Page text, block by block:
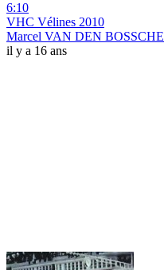
6:10
VHC Vélines 2010
Marcel VAN DEN BOSSCHE
il y a 16 ans